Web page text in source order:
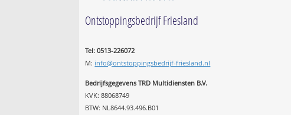
Ontstoppingsbedrijf Friesland
Tel: 0513-226072
M: info@ontstoppingsbedrijf-friesland.nl
Bedrijfsgegevens TRD Multidiensten B.V.
KVK: 88068749
BTW: NL8644.93.496.B01